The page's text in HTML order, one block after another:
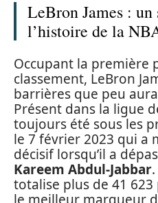
LeBron James :
l’histoire de la
Occupant la première
classement, LeBron
barrières que peu
Présent dans la ligue
toujours été sous les
le 7 février 2023 qui a
décisif lorsqu’il a
Kareem Abdul-Jabbar
totalise plus de 41
le meilleur marqueur